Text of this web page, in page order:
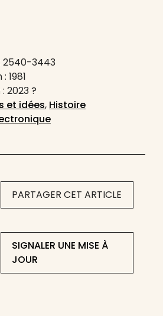
2540-3443
1981
2023 ?
et idées, Histoire
PARTAGER CET ARTICLE
SIGNALER UNE MISE À
JOUR